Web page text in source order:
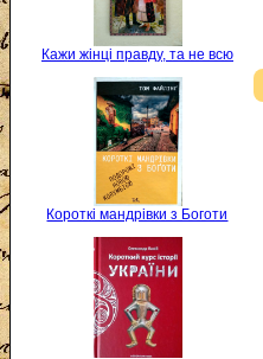
Кажи жінці правду, та не всю
Короткі мандрівки з Боготи